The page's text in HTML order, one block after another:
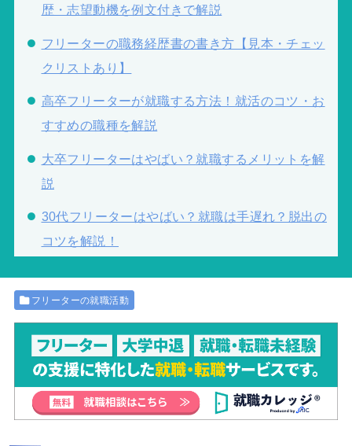
歴・志望動機を例文付きで解説
フリーターの職務経歴書の書き方【見本・チェッ
クリストあり】
高卒フリーターが就職する方法！就活のコツ・お
すすめの職種を解説
大卒フリーターはやばい？就職するメリットを解
説
30代フリーターはやばい？就職は手遅れ？脱出の
コツを解説！
フリーターの就職活動